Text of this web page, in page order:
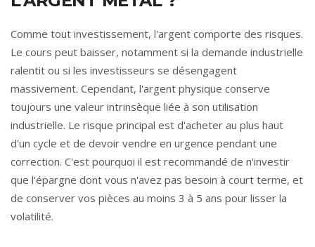
Comme tout investissement, l'argent comporte des risques.
Le cours peut baisser, notamment si la demande industrielle
ralentit ou si les investisseurs se désengagent
massivement. Cependant, l'argent physique conserve
toujours une valeur intrinsèque liée à son utilisation
industrielle. Le risque principal est d'acheter au plus haut
d'un cycle et de devoir vendre en urgence pendant une
correction. C'est pourquoi il est recommandé de n'investir
que l'épargne dont vous n'avez pas besoin à court terme, et
de conserver vos pièces au moins 3 à 5 ans pour lisser la
volatilité.